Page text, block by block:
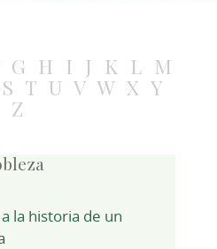
G H I J K L M
S T U V W X Y
Z
la historia de un